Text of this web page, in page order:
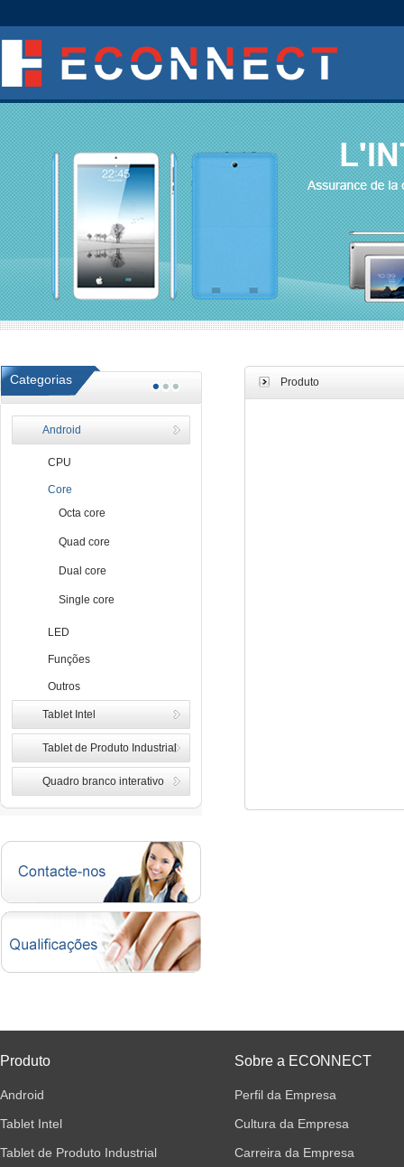
Categorias
Android
CPU
Core
Octa core
Quad core
Dual core
Single core
LED
Funções
Outros
Tablet Intel
Tablet de Produto Industrial
Quadro branco interativo
Produto
Produto
Android
Tablet Intel
Tablet de Produto Industrial
Sobre a ECONNECT
Perfil da Empresa
Cultura da Empresa
Carreira da Empresa